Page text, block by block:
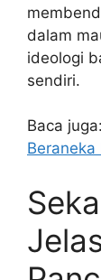
dalam
ideologi
sendiri.
Baca juga:
Beraneka